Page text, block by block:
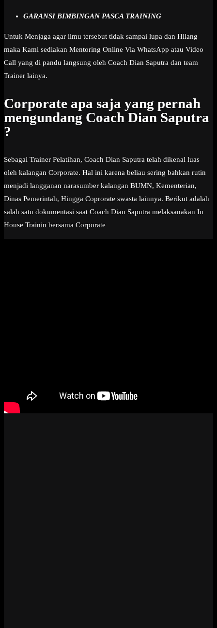
GARANSI BIMBINGAN PASCA TRAINING
Untuk Menjaga agar ilmu tersebut tidak sampai lupa dan Hilang
maka Kami sediakan Mentoring Online Via WhatsApp atau Video
Call yang di pandu langsung oleh Coach Dian Saputra dan team
Trainer lainya.
Corporate apa saja yang pernah
mengundang Coach Dian Saputra
?
Sebagai Trainer Pelatihan, Coach Dian Saputra telah dikenal luas
oleh kalangan Corporate. Hal ini karena beliau sering bahkan rutin
menjadi langganan narasumber kalangan BUMN, Kementerian,
Dinas Pemerintah, Hingga Coprorate swasta lainnya. Berikut adalah
salah satu dokumentasi saat Coach Dian Saputra melaksanakan In
House Trainin bersama Corporate